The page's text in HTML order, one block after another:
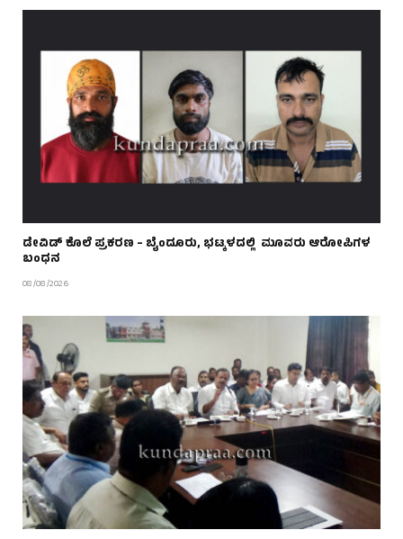
ಡೇವಿಡ್ ಕೊಲೆ ಪ್ರಕರಣ – ಬೈಂದೂರು, ಭಟ್ಕಳದಲ್ಲಿ ಮೂವರು ಆರೋಪಿಗಳ
ಬಂಧನ
08/08/2026